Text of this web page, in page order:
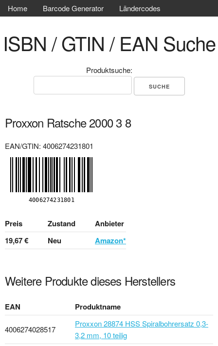
Home Barcode Generator Ländercodes
ISBN / GTIN / EAN Suche
Produktsuche:
Proxxon Ratsche 2000 3 8
EAN/GTIN: 4006274231801
Preis Zustand
Anbieter
19,67 €
Neu Amazon*
Weitere Produkte dieses Herstellers
EAN Produktname
4006274028517
Proxxon 28874 HSS Spiralbohrersatz 0,3-
3,2 mm, 10 teilig